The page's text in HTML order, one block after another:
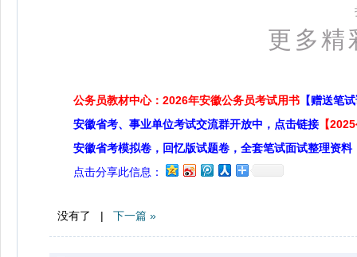
更多精
公务员教材中心：2026年安徽公务员考试用书 【赠送笔
安徽省考、事业单位考试交流群开放中，点击链接 【
安徽省考模拟卷，回忆版试题卷，全套笔试面试整理资料
点击分享此信息：
没有了 | 下一篇 »